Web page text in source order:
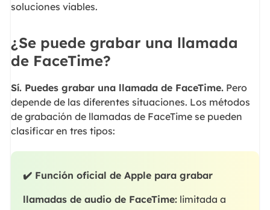
soluciones viables.
¿Se puede grabar una llamada
de FaceTime?
Sí. Puedes grabar una llamada de FaceTime.Pero
depende de las diferentes situaciones. Los métodos
de grabación de llamadas de FaceTime se pueden
clasificar en tres tipos:
✔️ Función oficial de Apple para grabar
llamadas de audio de FaceTime:limitada a